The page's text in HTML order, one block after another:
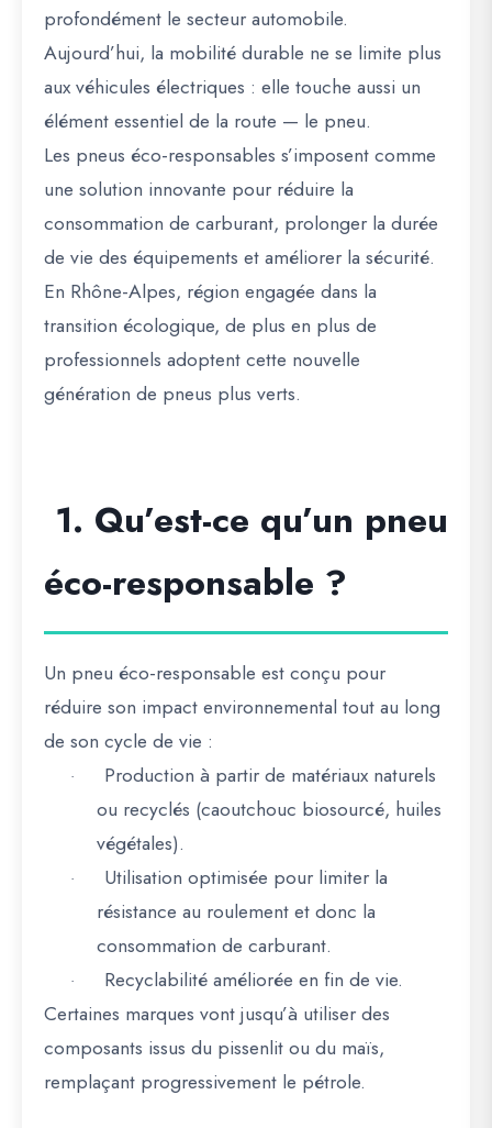
profondément le secteur automobile.
Aujourd’hui, la mobilité durable ne se limite plus
aux véhicules électriques : elle touche aussi un
élément essentiel de la route — le pneu.
Les pneus éco-responsables s’imposent comme
une solution innovante pour réduire la
consommation de carburant, prolonger la durée
de vie des équipements et améliorer la sécurité.
En Rhône-Alpes, région engagée dans la
transition écologique, de plus en plus de
professionnels adoptent cette nouvelle
génération de pneus plus verts.
1. Qu’est-ce qu’un pneu
éco-responsable ?
Un pneu éco-responsable est conçu pour
réduire son impact environnemental tout au long
de son cycle de vie :
· Production à partir de matériaux naturels
ou recyclés (caoutchouc biosourcé, huiles
végétales).
· Utilisation optimisée pour limiter la
résistance au roulement et donc la
consommation de carburant.
· Recyclabilitéaméliorée en fin de vie.
Certaines marques vont jusqu’à utiliser des
composants issus du pissenlit ou du maïs,
remplaçant progressivement le pétrole.